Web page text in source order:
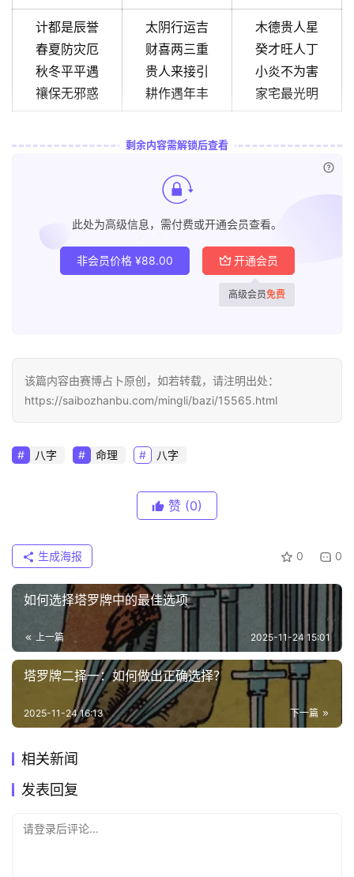
计都是辰誉
春夏防灾厄
秋冬平平遇
禳保无邪惑
太阴行运吉
财喜两三重
贵人来接引
耕作遇年丰
木德贵人星
癸才旺人丁
小炎不为害
家宅最光明
剩余内容需解锁后查看
此处为高级信息，需付费或开通会员查看。
非会员价格 ¥88.00 开通会员
高级会员免费
该篇内容由赛博占卜原创，如若转载，请注明出处：
https://saibozhanbu.com/mingli/bazi/15565.html
八字 命理 八字
赞 (0)
0 0
生成海报
如何选择塔罗牌中的最佳选项
上一篇 2025-11-24 15:01
塔罗牌二择一：如何做出正确选择？
下一篇
2025-11-24 16:13
相关新闻
发表回复
请登录后评论...